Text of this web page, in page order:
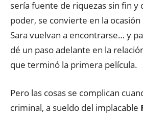
sería fuente de riquezas sin fin y
poder, se convierte en la
Sara vuelvan a encontrarse… y
dé un paso adelante en la
que terminó la primera película.
Pero las cosas se complican
criminal, a sueldo del implacable